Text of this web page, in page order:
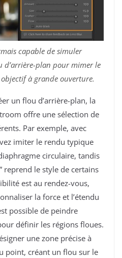
capable de simuler
plan pour mimer le
à grande ouverture.
un flou d’arrière-plan, la
offre une sélection de
Par exemple, avec
imiter le rendu typique
circulaire, tandis
reprend le style de certains
est au rendez-vous,
la force et l’étendu
possible de peindre
définir les régions floues.
une zone précise à
point, créant un flou sur le